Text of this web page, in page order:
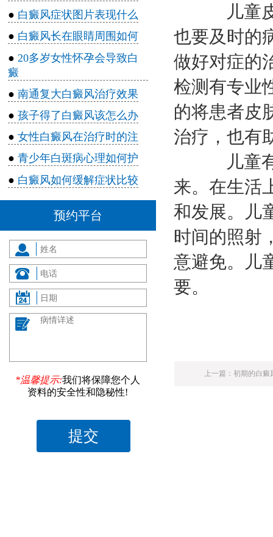
● 白癜风症状图片表现什么
● 白癜风长在眼睛周围如何
● 20多岁女性怀孕会导致白
癜
● 南通复大白癜风治疗效果
● 孩子得了白癜风该怎么办
● 女性白癜风在治疗时的注
● 青少年白斑病心理如何护
● 白癜风如何缓解症状比较
预约平台
*温馨提示:我们将保障您个人
资料的安全性和隐秘性!
儿童皮
也要及时的
做好对症的
检测有专业
的将患者皮
治疗，也有
儿童有
来。在生活
和发展。儿
时间的照射
意避免。儿
要。
上一篇：初期的白癜